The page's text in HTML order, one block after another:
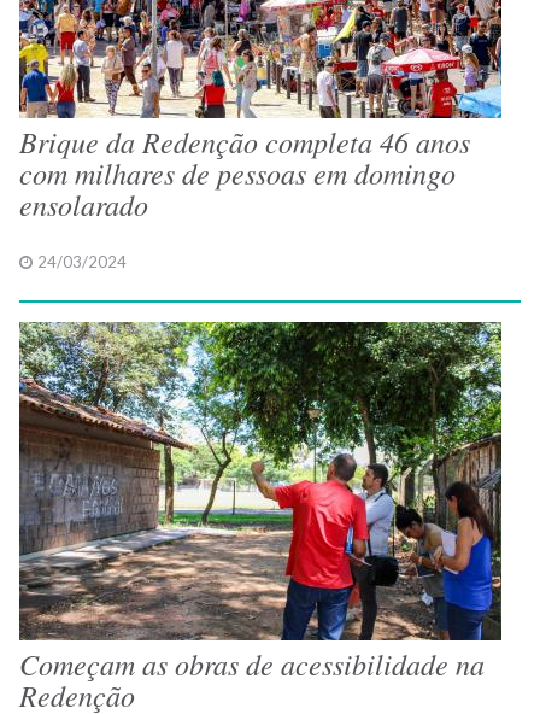
Brique da Redenção completa 46 anos
com milhares de pessoas em domingo
ensolarado
24/03/2024
Começam as obras de acessibilidade na
Redenção